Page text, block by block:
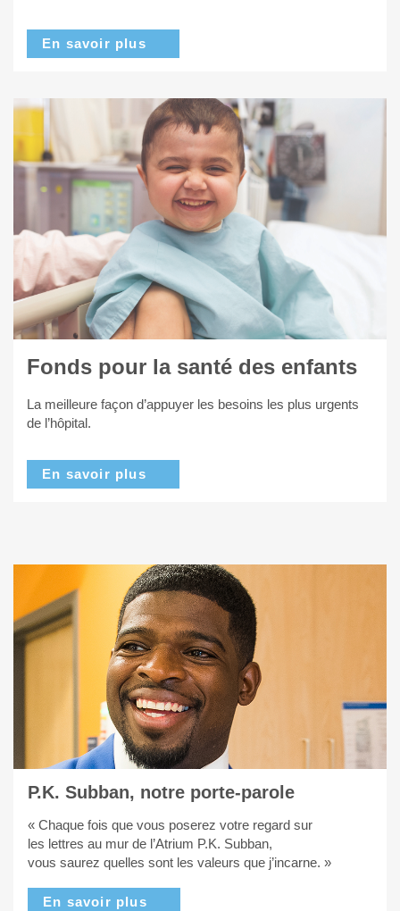
En savoir plus
Fonds pour la santé des enfants
La meilleure façon d’appuyer les besoins les plus urgents
de l’hôpital.
En savoir plus
P.K. Subban, notre porte-parole
« Chaque fois que vous poserez votre regard sur
les lettres au mur de l’Atrium P.K. Subban,
vous saurez quelles sont les valeurs que j’incarne. »
En savoir plus